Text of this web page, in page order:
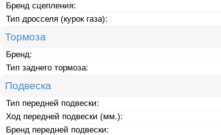
Бренд сцепления:
Тип дросселя (курок газа):
Тормоза
Бренд:
Тип заднего тормоза:
Подвеска
Тип передней подвески:
Ход передней подвески (мм.):
Бренд передней подвески: